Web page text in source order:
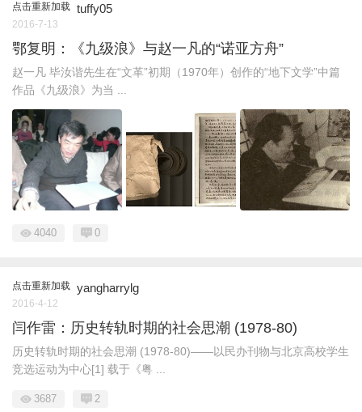
点击重新加载 tuffy05
2016-7-13
鄂复明：《九级浪》与赵一凡的“诺亚方舟”
赵一凡 毕汝谐先生在“文革”初期（1970年）创作的“地下文学”中篇
作品《九级浪》为当 ...
4040 0
点击重新加载 yangharrylg
2016-4-12
闫作雷：历史转轨时期的社会思潮 (1978-80)
历史转轨时期的社会思潮 (1978-80)——以民办刊物与北京高校学生
竞选运动为中心[1] 载于《粤 ...
3687 2